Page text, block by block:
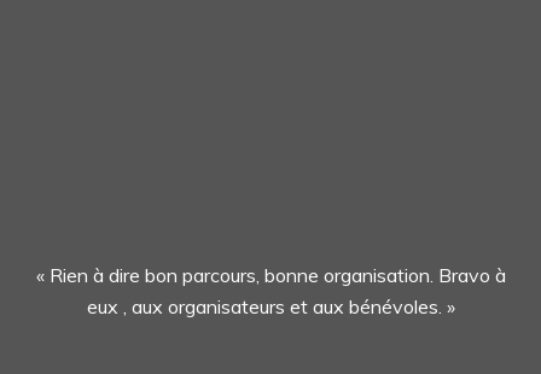
« Rien à dire bon parcours, bonne organisation. Bravo à
eux , aux organisateurs et aux bénévoles. »